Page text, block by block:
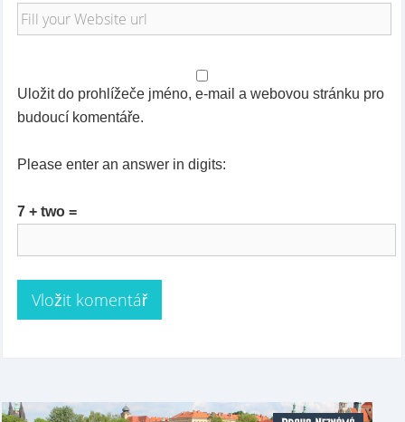
Uložit do prohlížeče jméno, e-mail a webovou stránku pro
budoucí komentáře.
Please enter an answer in digits:
7 + two =